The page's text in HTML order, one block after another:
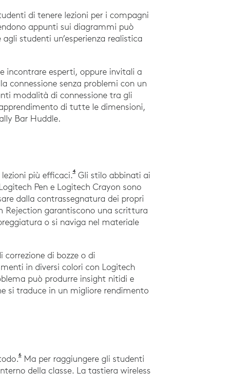
di tenere lezioni per i compagni
appunti sui diagrammi può
studenti un’esperienza realistica
incontrare esperti, oppure invitali a
connessione senza problemi con un
modalità di connessione tra gli
di tutte le dimensioni,
Bar Huddle.
più efficaci.4Pannello Gallup. (2019). La creatività
Gli stilo abbinati ai
Pen e Logitech Crayon sono
dalla contrassegnatura dei propri
Rejection garantiscono una scrittura
o si naviga nel materiale
di bozze o di
in diversi colori con Logitech
può produrre insight nitidi e
si traduce in un migliore rendimento
of Movement on Cognitive Performance. Frontiere nella
6Vadasy, P., Jenkins, J., Antil, L., Wayne, S., & O'Connor, R.
Ma per raggiungere gli studenti
della classe. La tastiera wireless